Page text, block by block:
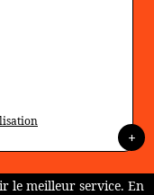
+
le meilleur service. En